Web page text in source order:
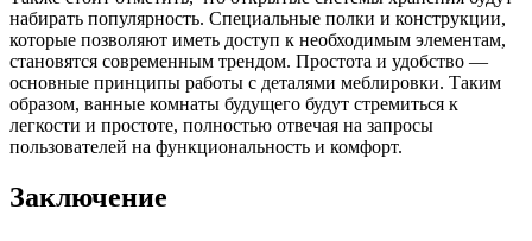
набирать популярность. Специальные полки и конструкции,
которые позволяют иметь доступ к необходимым элементам,
становятся современным трендом. Простота и удобство —
основные принципы работы с деталями меблировки. Таким
образом, ванные комнаты будущего будут стремиться к
легкости и простоте, полностью отвечая на запросы
пользователей на функциональность и комфорт.
Заключение